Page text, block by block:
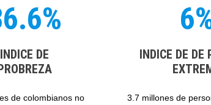
INDICE DE
de colombianos no
INDICE DE DE
3.7 millones de